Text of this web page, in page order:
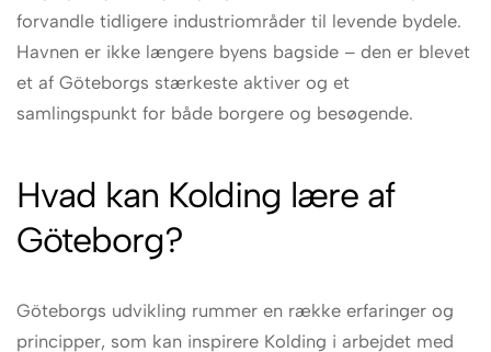
forvandle tidligere industriområder til levende bydele.
Havnen er ikke længere byens bagside – den er blevet
et af Göteborgs stærkeste aktiver og et
samlingspunkt for både borgere og besøgende.
Hvad kan Kolding lære af
Göteborg?
Göteborgs udvikling rummer en række erfaringer og
principper, som kan inspirere Kolding i arbejdet med